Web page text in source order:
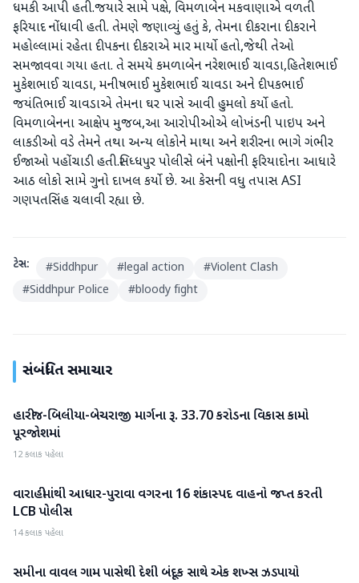
ધમકી આપી હતી.જયારે સામે પક્ષે, વિમળાબેન મકવાણાએ વળતી
ફરિયાદ નોંધાવી હતી. તેમણે જણાવ્યું હતું કે, તેમના દીકરાના દીકરાને
મહોલ્લામાં રહેતા દીપકના દીકરાએ માર માર્યો હતો,જેથી તેઓ
સમજાવવા ગયા હતા. તે સમયે કમળાબેન નરેશભાઈ ચાવડા,હિતેશભાઈ
મુકેશભાઈ ચાવડા, મનીષભાઈ મુકેશભાઈ ચાવડા અને દીપકભાઈ
જયંતિભાઈ ચાવડાએ તેમના ઘર પાસે આવી હુમલો કર્યો હતો.
વિમળાબેનના આક્ષેપ મુજબ,આ આરોપીઓએ લોખંડની પાઇપ અને
લાકડીઓ વડે તેમને તથા અન્ય લોકોને માથા અને શરીરના ભાગે ગંભીર
ઈજાઓ પહોંચાડી હતી.સિધ્ધપુર પોલીસે બંને પક્ષોની ફરિયાદોના આધારે
આઠ લોકો સામે ગુનો દાખલ કર્યો છે. આ કેસની વધુ તપાસ ASI
ગણપતસિંહ ચલાવી રહ્યા છે.
ટેગ્સ: #Siddhpur #legal action #Violent Clash
#Siddhpur Police #bloody fight
સંબંધિત સમાચાર
પાટણ
હારીજ-બિલીયા-બેચરાજી માર્ગના રૂ. 33.70 કરોડના વિકાસ કામો
પૂરજોશમાં
12 કલાક પહેલા
પાટણ
વારાહીમાંથી આધાર-પુરાવા વગરના 16 શંકાસ્પદ વાહનો જપ્ત કરતી
LCB પોલીસ
14 કલાક પહેલા
પાટણ
સમીના વાવલ ગામ પાસેથી દેશી બંદૂક સાથે એક શખ્સ ઝડપાયો